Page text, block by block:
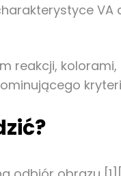
reakcji,